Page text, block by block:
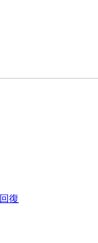
回復